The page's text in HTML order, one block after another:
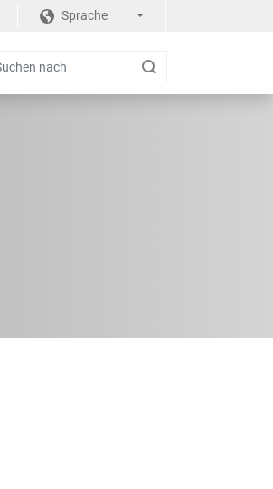
Sprache